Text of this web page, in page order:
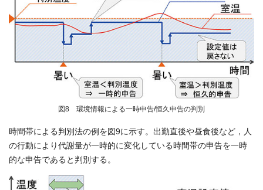
図8 環境情報による一時申告/恒久申告の判別
時間帯による判別法の例を図9に示す。出勤直後や昼食後など，人
の行動により代謝量が一時的に変化している時間帯の申告を一時
的な申告であると判別する。